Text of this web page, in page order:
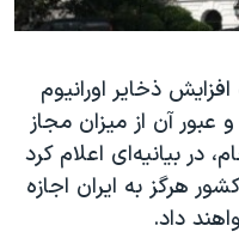
ذخایر اورانیوم
آن از میزان مجاز
در بیانیه‌ای اعلام کرد
هرگز به ایران اجازه
داد.